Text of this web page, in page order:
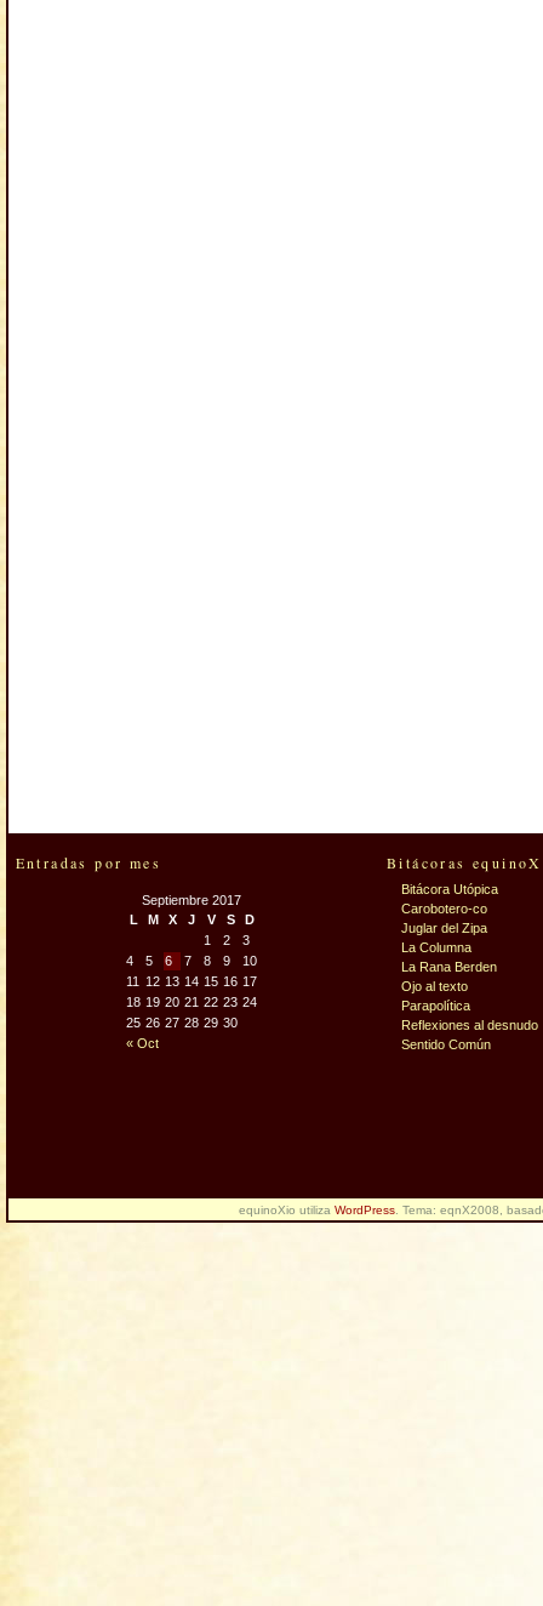
Entradas por mes
Septiembre 2017
L
M X J V S D
« Oct
1 2
3
4
5 6 7 8 9
10
11
12 13 14 15 16 17
18 19 20 21 22 23 24
25 26 27 28 29 30
Bitácoras
Bitácora Utópica
Carobotero-co
Juglar del Zipa
La Columna
La Rana Berden
Ojo al texto
Parapolítica
Reflexiones al desnudo
Sentido Común
equinoXio utiliza WordPress . Tema: eqnX2008,